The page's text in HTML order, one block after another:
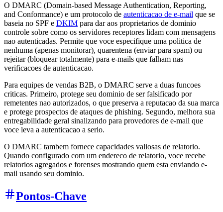
O DMARC (Domain-based Message Authentication, Reporting,
and Conformance) e um protocolo de autenticacao de e-mail que se
baseia no SPF e DKIM para dar aos proprietarios de dominio
controle sobre como os servidores receptores lidam com mensagens
nao autenticadas. Permite que voce especifique uma politica de
nenhuma (apenas monitorar), quarentena (enviar para spam) ou
rejeitar (bloquear totalmente) para e-mails que falham nas
verificacoes de autenticacao.
Para equipes de vendas B2B, o DMARC serve a duas funcoes
criticas. Primeiro, protege seu dominio de ser falsificado por
remetentes nao autorizados, o que preserva a reputacao da sua marca
e protege prospectos de ataques de phishing. Segundo, melhora sua
entregabilidade geral sinalizando para provedores de e-mail que
voce leva a autenticacao a serio.
O DMARC tambem fornece capacidades valiosas de relatorio.
Quando configurado com um endereco de relatorio, voce recebe
relatorios agregados e forenses mostrando quem esta enviando e-
mail usando seu dominio.
Pontos-Chave